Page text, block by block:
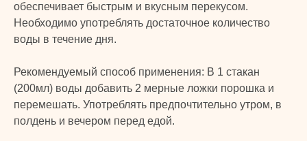
обеспечивает быстрым и вкусным перекусом.
Необходимо употреблять достаточное количество
воды в течение дня.
Рекомендуемый способ применения: В 1 стакан
(200мл) воды добавить 2 мерные ложки порошка и
перемешать. Употреблять предпочтительно утром, в
полдень и вечером перед едой.